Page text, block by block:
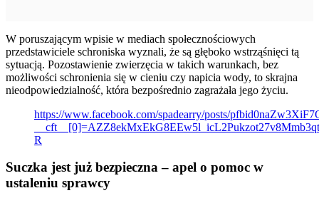
W poruszającym wpisie w mediach społecznościowych
przedstawiciele schroniska wyznali, że są głęboko wstrząśnięci tą
sytuacją. Pozostawienie zwierzęcia w takich warunkach, bez
możliwości schronienia się w cieniu czy napicia wody, to skrajna
nieodpowiedzialność, która bezpośrednio zagrażała jego życiu.
https://www.facebook.com/spadearry/posts/
R
Suczka jest już bezpieczna – apel o pomoc w
ustaleniu sprawcy